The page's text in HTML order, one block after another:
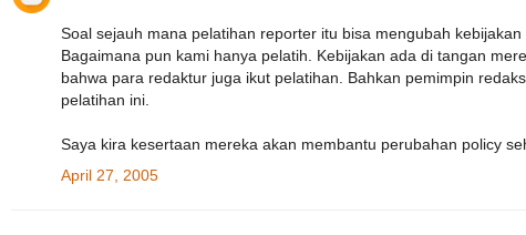
Soal sejauh mana pelatihan reporter itu bisa mengubah
Bagaimana pun kami hanya pelatih. Kebijakan ada di tangan
bahwa para redaktur juga ikut pelatihan. Bahkan pemimpin
pelatihan ini.
Saya kira kesertaan mereka akan membantu perubahan policy
April 27, 2005